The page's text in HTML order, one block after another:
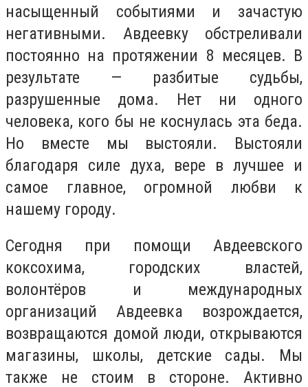
насыщенный событиями и зачастую
негативными. Авдеевку обстреливали
постоянно на протяжении 8 месяцев. В
результате — разбитые судьбы,
разрушенные дома. Нет ни одного
человека, кого бы не коснулась эта беда.
Но вместе мы выстояли. Выстояли
благодаря силе духа, вере в лучшее и
самое главное, огромной любви к
нашему городу.
Сегодня при помощи Авдеевского
коксохима, городских властей,
волонтёров и международных
организаций Авдеевка возрождается,
возвращаются домой люди, открываются
магазины, школы, детские сады. Мы
также не стоим в стороне. Активно